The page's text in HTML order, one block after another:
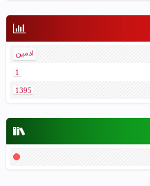
ادمین
1
1395